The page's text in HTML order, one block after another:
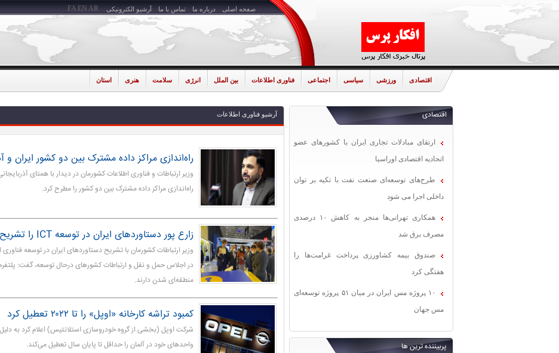
صفحه اصلی درباره ما تماس با ما آرشیو الکترونیکی FA EN AR
اقتصادی ورزشی سیاسی اجتماعی فناوری اطلاعات بین الملل انرژی سلامت هنری استان
اقتصادی
ارتقای مبادلات تجاری ایران با کشورهای عضو
اتحادیه اقتصادی اوراسیا
طرح‌های توسعه‌ای صنعت نفت با تکیه بر توان
داخلی اجرا می شود
همکاری تهرانی‌ها منجر به کاهش ۱۰ درصدی
مصرف برق شد
صندوق بیمه کشاورزی پرداخت غرامت‌ها را
هفتگی کرد
۱۰ پروژه مس ایران در میان ۵۱ پروژه توسعه‌ای
مس جهان
پربیننده ترین ها
آرشیو فناوری اطلاعات
راه‌اندازی مراکز داده مشترک بین دو کشور ایران و
وزیر ارتباطات و فناوری اطلاعات کشورمان در دیدار با همتای
راه‌اندازی مراکز داده مشترک بین دو کشور را مطرح کرد.
زارع پور دستاوردهای ایران در توسعه ICT را تشریح کرد
وزیر ارتباطات کشورمان با تشریح دستاوردهای ایران در توسعه فناوری
در اجلاس حمل و نقل و ارتباطات کشورهای درحال توسعه، گفت:
منطقه‌ای شدن دارند.
کمبود تراشه کارخانه «اوپل» را تا ۲۰۲۲ تعطیل کرد
شرکت اوپل (بخشی از گروه خودروسازی استلانتیس) اعلام کرد به
واحدهای خود در آلمان را حداقل تا پایان سال تعطیل می‌کند.